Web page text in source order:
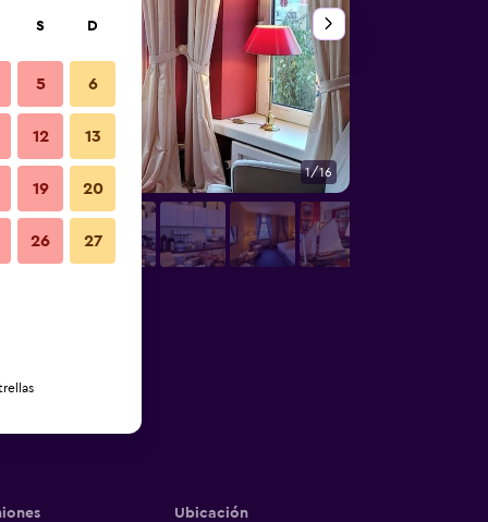
1/16
Ubicación
S D
5 6
12 13
19 20
26 27